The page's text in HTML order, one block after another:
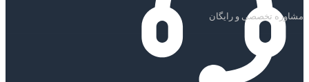
مشاوره تخصصی و رایگان